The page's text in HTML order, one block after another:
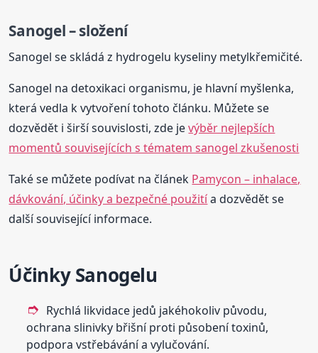
Sanogel – složení
Sanogel se skládá z hydrogelu kyseliny metylkřemičité.
Sanogel na detoxikaci organismu, je hlavní myšlenka,
která vedla k vytvoření tohoto článku. Můžete se
dozvědět i širší souvislosti, zde jevýběr nejlepších
momentů souvisejících s tématem sanogel zkušenosti
Také se můžete podívat na článek Pamycon – inhalace,
dávkování, účinky a bezpečné použitía dozvědět se
další související informace.
Účinky Sanogelu
Rychlá likvidace jedů jakéhokoliv původu,
ochrana slinivky břišní proti působení toxinů,
podpora vstřebávání a vylučování.